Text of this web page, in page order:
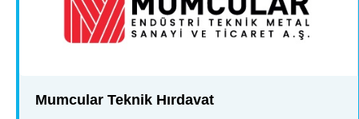
Mumcular Teknik Hırdavat